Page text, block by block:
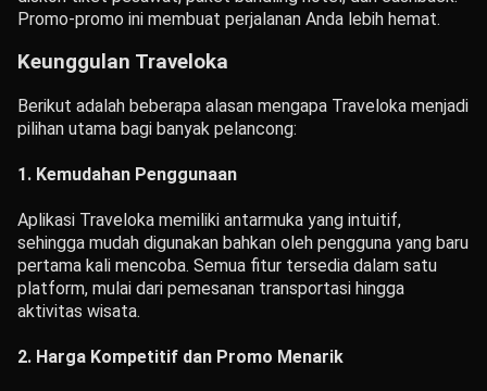
Promo-promo ini membuat perjalanan Anda lebih hemat.
Keunggulan Traveloka
Berikut adalah beberapa alasan mengapa Traveloka menjadi
pilihan utama bagi banyak pelancong:
1. Kemudahan Penggunaan
Aplikasi Traveloka memiliki antarmuka yang intuitif,
sehingga mudah digunakan bahkan oleh pengguna yang baru
pertama kali mencoba. Semua fitur tersedia dalam satu
platform, mulai dari pemesanan transportasi hingga
aktivitas wisata.
2. Harga Kompetitif dan Promo Menarik